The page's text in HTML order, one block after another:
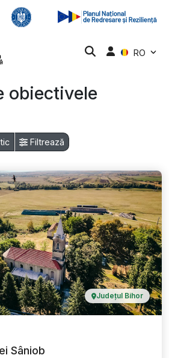
RO
obiectivele
Filtrează
Județul Bihor
Sâniob